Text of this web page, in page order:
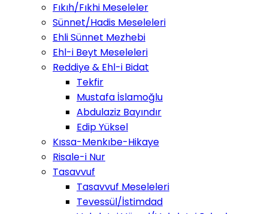
Fıkıh/Fıkhi Meseleler
Sünnet/Hadis Meseleleri
Ehli Sünnet Mezhebi
Ehl-i Beyt Meseleleri
Reddiye & Ehl-i Bidat
Tekfir
Mustafa İslamoğlu
Abdulaziz Bayındır
Edip Yüksel
Kıssa-Menkıbe-Hikaye
Risale-i Nur
Tasavvuf
Tasavvuf Meseleleri
Tevessül/İstimdad